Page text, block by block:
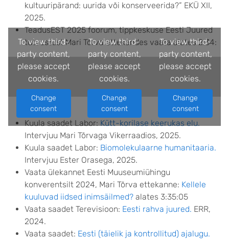
kultuuripärand: uurida või konserveerida?” EKÜ XII,
2025.
TeadusEST 2025 foorum, tippkeskuse Eesti Juured
tutvustust Mari Tõrva ettekandes vaata alates 2:34:
To view third-
party content,
please accept
cookies.
Change
consent
To view third-
party content,
please accept
cookies.
Change
consent
To view third-
party content,
please accept
cookies.
Change
consent
Kuula saadet Labor: Kütt-korilase keerukas elu.
Intervjuu Mari Tõrvaga Vikerraadios, 2025.
Kuula saadet Labor: Biomolekulaarne humanitaaria.
Intervjuu Ester Orasega, 2025.
Vaata ülekannet Eesti Muuseumiühingu
konverentsilt 2024, Mari Tõrva ettekanne: Kellele
kuuluvad iidsed inimsäilmed? alates 3:35:05
Vaata saadet Terevisioon: Eesti rahva juured. ERR,
2024.
Vaata saadet: Eesti (täielik ja kontrollitud) ajalugu.